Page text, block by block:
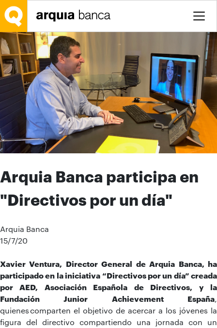
Saltar al contenido principal
Arquia Banca participa en
"Directivos por un día"
Arquia Banca
15/7/20
Xavier Ventura, Director General de Arquia Banca, ha
participado en la iniciativa “Directivos por un día” creada
por AED, Asociación Española de Directivos, y la
Fundación Junior Achievement España
quienes comparten el objetivo de acercar a los jóvenes la
figura del directivo compartiendo una jornada con un